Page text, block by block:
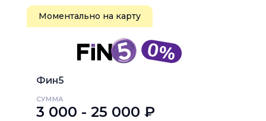
Моментально на карту
Фин5
СУММА
3 000 - 25 000 ₽